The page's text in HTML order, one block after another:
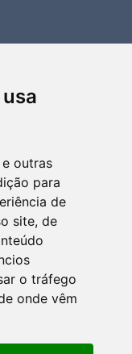
outras
para
de
site, de
o tráfego
onde vêm
Donato